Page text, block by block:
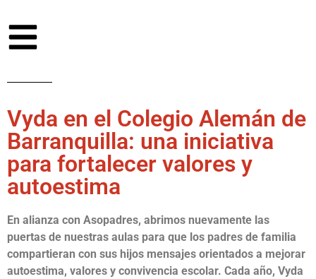
Vyda en el Colegio Alemán de
Barranquilla: una iniciativa
para fortalecer valores y
autoestima
En alianza con Asopadres, abrimos nuevamente las
puertas de nuestras aulas para que los padres de familia
compartieran con sus hijos mensajes orientados a mejorar
autoestima, valores y convivencia escolar. Cada año, Vyda